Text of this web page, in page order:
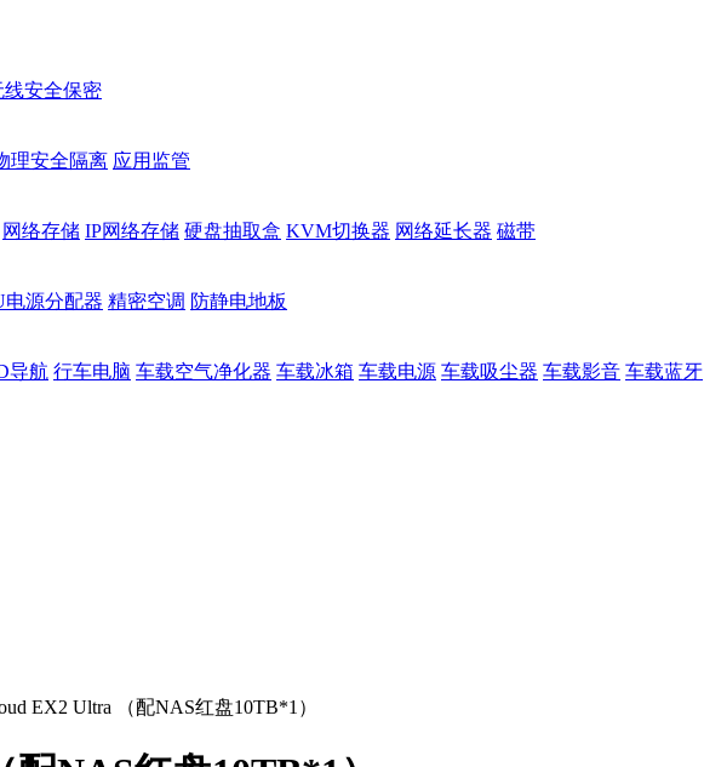
线安全保密
理安全隔离 应用监管
网络存储 IP网络存储 硬盘抽取盒 KVM切换器 网络延长器 磁带
电源分配器 精密空调 防静电地板
导航 行车电脑 车载空气净化器 车载冰箱 车载电源 车载吸尘器 车载影音 车载蓝牙
EX2 Ultra （配NAS红盘10TB*1）